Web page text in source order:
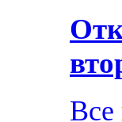
Все